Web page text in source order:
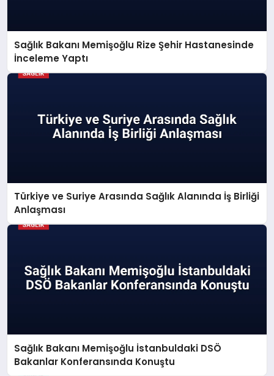
Sağlık Bakanı Memişoğlu Rize Şehir Hastanesinde
İnceleme Yaptı
Türkiye ve Suriye Arasında Sağlık Alanında İş Birliği
Anlaşması
Sağlık Bakanı Memişoğlu İstanbuldaki DSÖ
Bakanlar Konferansında Konuştu